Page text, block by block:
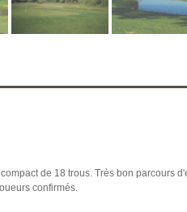
de 18 trous. Très bon parcours
confirmés.